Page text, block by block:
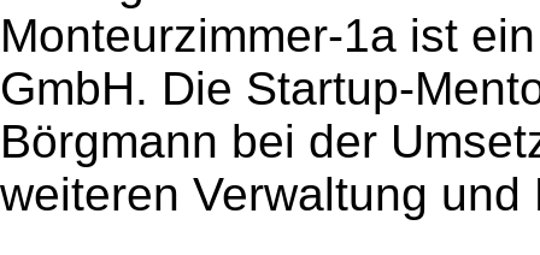
Monteurzimmer-1a ist
GmbH. Die Startup-
Börgmann bei der
weiteren Verwaltung